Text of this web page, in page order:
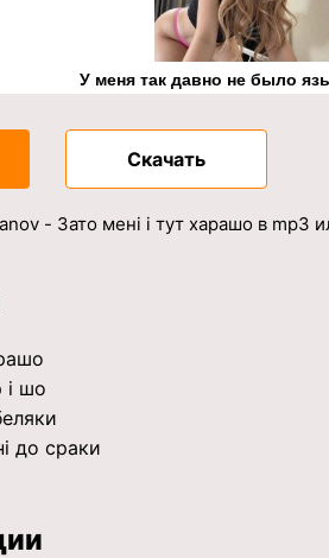
У меня так давно не было
Скачать
- Зато мені і тут харашо в mp3
і шо
до сраки